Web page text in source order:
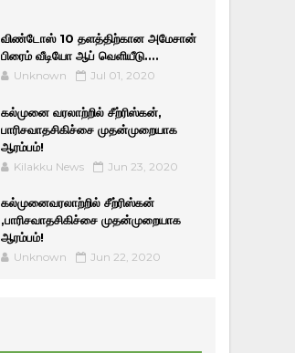
விண்டோஸ் 10 தளத்திற்கான அமேசான்
பிரைம் வீடியோ ஆப் வெளியீடு....
Unknown Jul 01, 2020
கல்முனை வரலாற்றில் சீற்ரிஸ்கன்,
பாரிசவாதசிகிச்சை முதன்முறையாக
ஆரம்பம்!
Kilakku News Jun 23, 2020
கல்முனைவரலாற்றில் சீற்ரிஸ்கன்
,பாரிசவாதசிகிச்சை முதன்முறையாக
ஆரம்பம்!
Unknown Jun 22, 2020